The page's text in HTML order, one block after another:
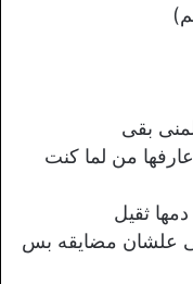
بقى
من لما كنت
ثقيل
علشان مضايقه بس